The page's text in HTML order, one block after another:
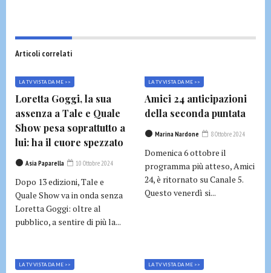
Articoli correlati
LA TV VISTA DA ME >>
Loretta Goggi, la sua
assenza a Tale e Quale
Show pesa soprattutto a
lui: ha il cuore spezzato
Asia Paparella 10 Ottobre 2024
Dopo 13 edizioni, Tale e
Quale Show va in onda senza
Loretta Goggi: oltre al
pubblico, a sentire di più la...
LA TV VISTA DA ME >>
Amici 24 anticipazioni
della seconda puntata
Marina Nardone 8 Ottobre 2024
Domenica 6 ottobre il
programma più atteso, Amici
24, è ritornato su Canale 5.
Questo venerdì si...
LA TV VISTA DA ME >> LA TV VISTA DA ME >>